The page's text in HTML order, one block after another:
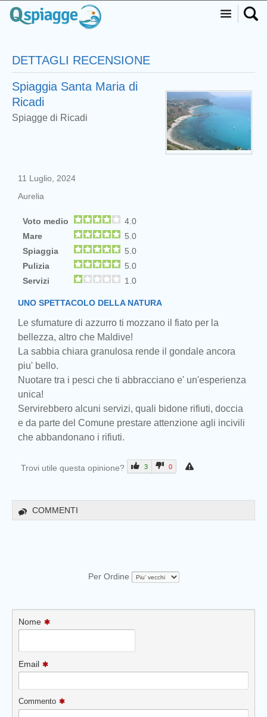
DETTAGLI RECENSIONE
Spiaggia Santa Maria di
Ricadi
Spiagge di Ricadi
11 Luglio, 2024
Aurelia
Voto medio
4.0
Mare
5.0
Spiaggia
5.0
Pulizia
5.0
Servizi
1.0
UNO SPETTACOLO DELLA NATURA
Le sfumature di azzurro ti mozzano il fiato per la
bellezza, altro che Maldive!
La sabbia chiara granulosa rende il gondale ancora
piu' bello.
Nuotare tra i pesci che ti abbracciano e' un'esperienza
unica!
Servirebbero alcuni servizi, quali bidone rifiuti, doccia
e da parte del Comune prestare attenzione agli incivili
che abbandonano i rifiuti.
Trovi utile questa opinione? 3 0
COMMENTI
Per Ordine
Nome
Email
Commento